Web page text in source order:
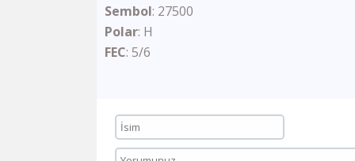
Sembol: 27500
Polar: H
FEC: 5/6